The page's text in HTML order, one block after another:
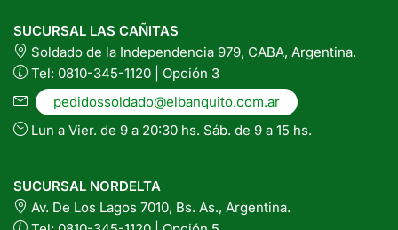
SUCURSAL LAS CAÑITAS
Soldado de la Independencia 979, CABA, Argentina.
Tel: 0810-345-1120 | Opción 3
pedidossoldado@elbanquito.com.ar
Lun a Vier. de 9 a 20:30 hs. Sáb. de 9 a 15 hs.
SUCURSAL NORDELTA
Av. De Los Lagos 7010, Bs. As., Argentina.